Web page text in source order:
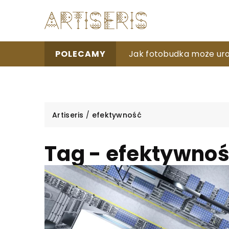
POLECAMY Jak dobrać
Jak fotobudka może
Jak odpowiednia
Artiseris / efektywność
Tag -